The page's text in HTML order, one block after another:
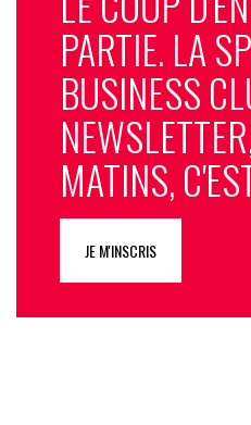
PARTIE. LA
BUSINESS
MATINS,
JE M'INSCRIS